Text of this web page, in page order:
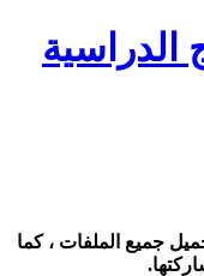
الدراسية
جميع الملفات ، كما